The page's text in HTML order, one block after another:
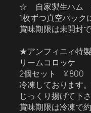
☆ 自家製生ハム
1枚ずつ真空パック
賞味期限は未開封
★アンフィニィ特
リームコロッケ
2個セット ¥ 800
冷凍しております
じっくり揚げて下さ
賞味期限は冷凍で約